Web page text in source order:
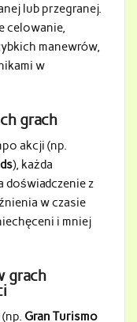
lub przegranej.
celowanie,
manewrów,
w
grach
akcji (np.
), każda
doświadczenie z
w czasie
i mniej
grach
(np. Gran Turismo